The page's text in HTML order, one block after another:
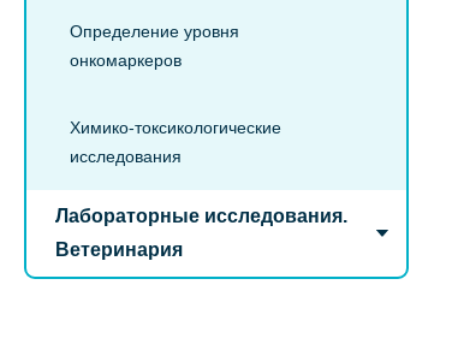
Определение уровня
онкомаркеров
Химико-токсикологические
исследования
Лабораторные исследования.
Ветеринария